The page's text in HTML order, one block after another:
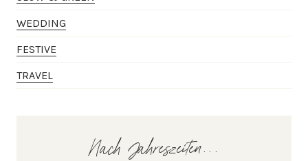
WEDDING
FESTIVE
TRAVEL
Nach Jahreszeiten...